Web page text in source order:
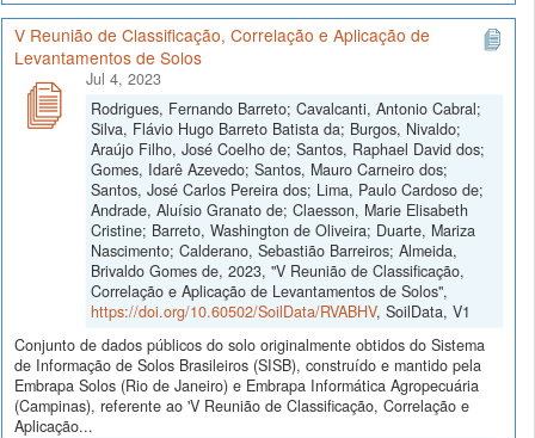
V Reunião de Classificação, Correlação e Aplicação de
Levantamentos de Solos
Jul 4, 2023
Rodrigues, Fernando Barreto; Cavalcanti, Antonio Cabral;
Silva, Flávio Hugo Barreto Batista da; Burgos, Nivaldo;
Araújo Filho, José Coelho de; Santos, Raphael David dos;
Gomes, Idarê Azevedo; Santos, Mauro Carneiro dos;
Santos, José Carlos Pereira dos; Lima, Paulo Cardoso de;
Andrade, Aluísio Granato de; Claesson, Marie Elisabeth
Cristine; Barreto, Washington de Oliveira; Duarte, Mariza
Nascimento; Calderano, Sebastião Barreiros; Almeida,
Brivaldo Gomes de, 2023, "V Reunião de Classificação,
Correlação e Aplicação de Levantamentos de Solos",
https://doi.org/10.60502/SoilData/RVABHV, SoilData, V1
Conjunto de dados públicos do solo originalmente obtidos do Sistema
de Informação de Solos Brasileiros (SISB), construído e mantido pela
Embrapa Solos (Rio de Janeiro) e Embrapa Informática Agropecuária
(Campinas), referente ao 'V Reunião de Classificação, Correlação e
Aplicação...